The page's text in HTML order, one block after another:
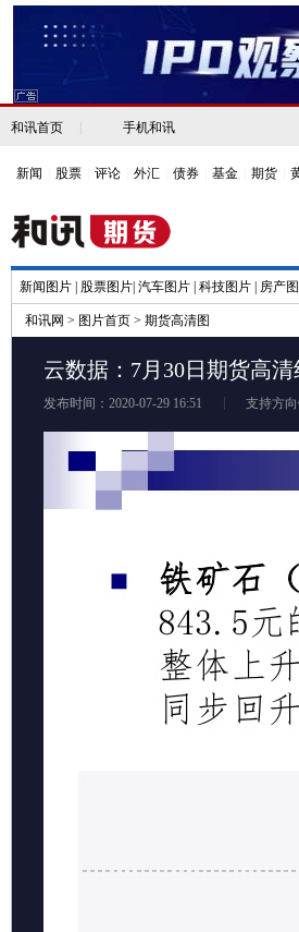
和讯首页 手机和讯
新闻 股票 评论 外汇 债券 基金 期货
新闻图片 股票图片 汽车图片 科技图片 房产
和讯网 > 图片首页 > 期货高清图
云数据：7月30日期货高清
发布时间：2020-07-29 16:51 支持方